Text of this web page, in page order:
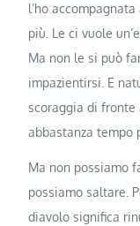
l’ho
più. Le ci vuole
Ma non le si può
impazientirsi. E
scoraggia di
abbastanza tempo
Ma non possiamo
possiamo saltare.
diavolo significa